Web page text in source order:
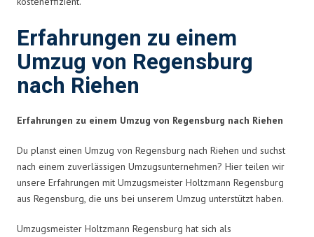
Erfahrungen zu einem
Umzug von Regensburg
nach Riehen
Erfahrungen zu einem Umzug von Regensburg nach Riehen
Du planst einen Umzug von Regensburg nach Riehen und suchst
nach einem zuverlässigen Umzugsunternehmen? Hier teilen wir
unsere Erfahrungen mit Umzugsmeister Holtzmann Regensburg
aus Regensburg, die uns bei unserem Umzug unterstützt haben.
Umzugsmeister Holtzmann Regensburg hat sich als